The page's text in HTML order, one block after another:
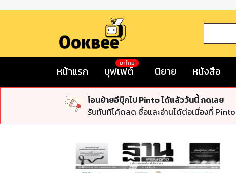
หน้าแรก บุฟเฟต์
มาใหม่
นิยาย หนังสือ
โอนย้ายอีบุ๊กไป Pinto ได้แล้ววันนี้ กดเลย
รับทันทีโค้ดลด ซื้อและอ่านได้ต่อเนื่องที่ Pinto